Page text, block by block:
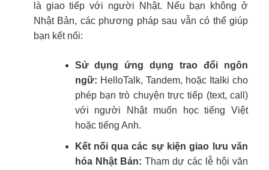
là giao tiếp với người Nhật. Nếu bạn không ở
Nhật Bản, các phương pháp sau vẫn có thể giúp
bạn kết nối:
Sử dụng ứng dụng trao đổi ngôn
ngữ: HelloTalk, Tandem, hoặc Italki cho
phép bạn trò chuyện trực tiếp (text, call)
với người Nhật muốn học tiếng Việt
hoặc tiếng Anh.
Kết nối qua các sự kiện giao lưu văn
hóa Nhật Bản: Tham dự các lễ hội văn